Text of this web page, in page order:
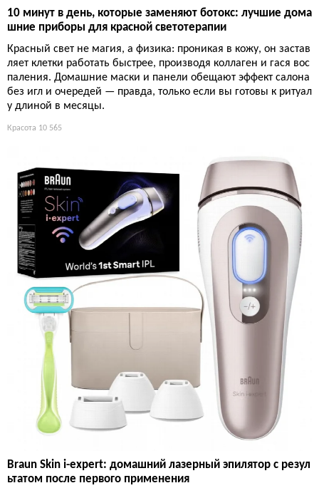
10 минут в день, которые заменяют ботокс: лучшие дома
шние приборы для красной светотерапии
Красный свет не магия, а физика: проникая в кожу, он застав
ляет клетки работать быстрее, производя коллаген и гася вос
паления. Домашние маски и панели обещают эффект салона
без игл и очередей — правда, только если вы готовы к ритуал
у длиной в месяцы.
Красота 10 565
Braun Skin i-expert: домашний лазерный эпилятор с резул
ьтатом после первого применения